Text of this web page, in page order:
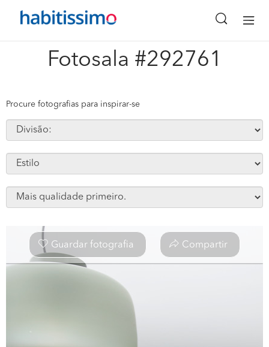
Fotosala #292761
x
Procure fotografias para inspirar-se
Guardar fotografia Compartir